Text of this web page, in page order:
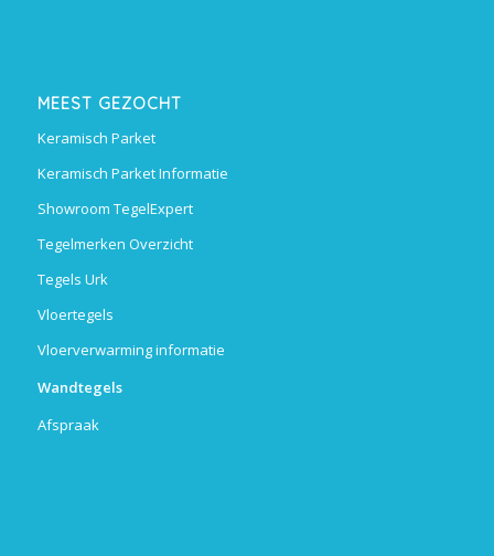
MEEST GEZOCHT
Keramisch Parket
Keramisch Parket Informatie
Showroom TegelExpert
Tegelmerken Overzicht
Tegels Urk
Vloertegels
Vloerverwarming informatie
Wandtegels
Afspraak